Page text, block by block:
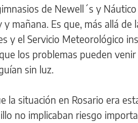
de Newell´s y
mañana. Es que, más allá de
y el Servicio Meteorológico
los problemas pueden
sin luz.
la situación en Rosario era
no implicaban riesgo